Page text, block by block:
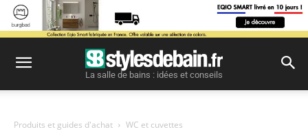
La salle de bains : idées et conseils
Produits et guides d'achat WC et cuvettes